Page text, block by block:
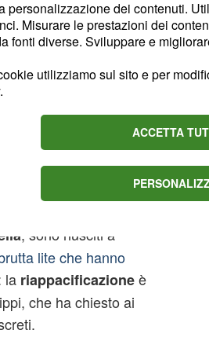
ancoraGemmae
ha fatto conElenaieri
non è successo
la torinese e il 57enne
show è al centro delle
, sono riusciti a
lite che hanno
la riappacificazioneè
che ha chiesto ai
personalizzazione dei contenuti.
Misurare le prestazioni dei
fonti diverse. Sviluppare e
utilizziamo sul sito e per
.
ACCETTA